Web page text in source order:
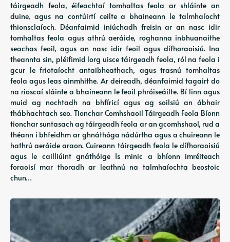
táirgeadh feola, éifeachtaí tomhaltas feola ar shláinte an
duine, agus na contúirtí ceilte a bhaineann le talmhaíocht
thionsclaíoch. Déanfaimid iniúchadh freisin ar an nasc idir
tomhaltas feola agus athrú aeráide, roghanna inbhuanaithe
seachas feoil, agus an nasc idir feoil agus dífhoraoisiú. Ina
theannta sin, pléifimid lorg uisce táirgeadh feola, ról na feola i
gcur le friotaíocht antaibheathach, agus trasnú tomhaltas
feola agus leas ainmhithe. Ar deireadh, déanfaimid tagairt do
na rioscaí sláinte a bhaineann le feoil phróiseáilte. Bí linn agus
muid ag nochtadh na bhfíricí agus ag soilsiú an ábhair
thábhachtach seo. Tionchar Comhshaoil ​​​​Táirgeadh Feola Bíonn
tionchar suntasach ag táirgeadh feola ar an gcomhshaol, rud a
théann i bhfeidhm ar ghnáthóga nádúrtha agus a chuireann le
hathrú aeráide araon. Cuireann táirgeadh feola le dífhoraoisiú
agus le cailliúint gnáthóige Is minic a bhíonn imréiteach
foraoisí mar thoradh ar leathnú na talmhaíochta beostoic
chun…